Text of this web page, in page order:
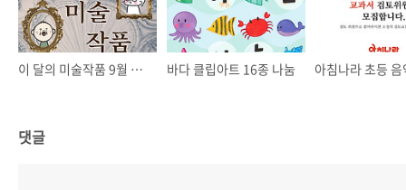
이 달의 미술작품 9월 <수확> 바다 클립아트 16종 나눔
댓글